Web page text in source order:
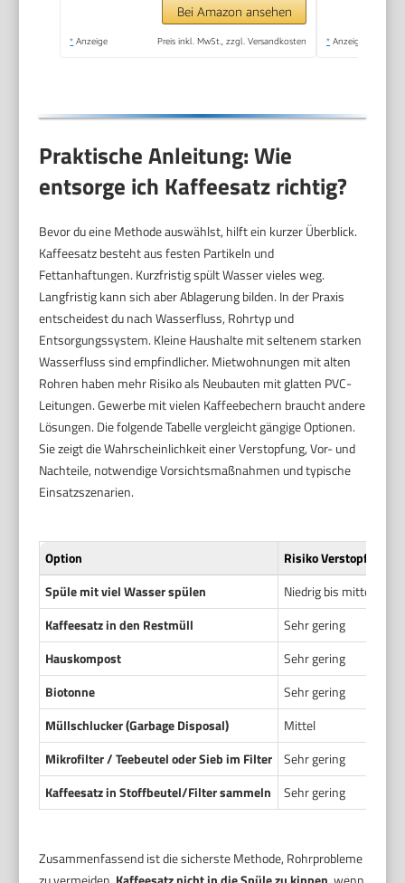
Liter, 8 Tassen, Silber
Bei Amazon ansehen
* Anzeige Preis inkl. MwSt., zzgl. Versandkosten * Anzeige
Praktische Anleitung: Wie
entsorge ich Kaffeesatz richtig?
Bevor du eine Methode auswählst, hilft ein kurzer Überblick.
Kaffeesatz besteht aus festen Partikeln und
Fettanhaftungen. Kurzfristig spült Wasser vieles weg.
Langfristig kann sich aber Ablagerung bilden. In der Praxis
entscheidest du nach Wasserfluss, Rohrtyp und
Entsorgungssystem. Kleine Haushalte mit seltenem starken
Wasserfluss sind empfindlicher. Mietwohnungen mit alten
Rohren haben mehr Risiko als Neubauten mit glatten PVC-
Leitungen. Gewerbe mit vielen Kaffeebechern braucht andere
Lösungen. Die folgende Tabelle vergleicht gängige Optionen.
Sie zeigt die Wahrscheinlichkeit einer Verstopfung, Vor- und
Nachteile, notwendige Vorsichtsmaßnahmen und typische
Einsatzszenarien.
Option Risiko Verstopfung
Spüle mit viel Wasser spülen
Niedrig bis mittel
Kaffeesatz in den Restmüll
Sehr gering
Hauskompost
Sehr gering
Biotonne
Sehr gering
Müllschlucker (Garbage Disposal)
Mittel
Mikrofilter / Teebeutel oder Sieb im Filter
Sehr gering
Kaffeesatz in Stoffbeutel/Filter sammeln
Sehr gering
Zusammenfassend ist die sicherste Methode, Rohrprobleme